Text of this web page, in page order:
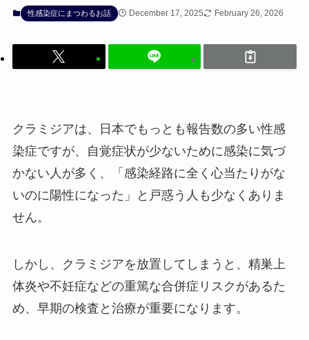
性感染症にまつわるお話 December 17, 2025 February 26, 2026
クラミジアは、日本でもっとも報告数の多い性感
染症ですが、自覚症状が少ないために感染に気づ
かない人が多く、「感染経路に全く心当たりがな
いのに陽性になった」と戸惑う人も少なくありま
せん。
しかし、クラミジアを放置してしまうと、精巣上
体炎や不妊症などの重篤な合併症リスクがあるた
め、早期の検査と治療が重要になります。